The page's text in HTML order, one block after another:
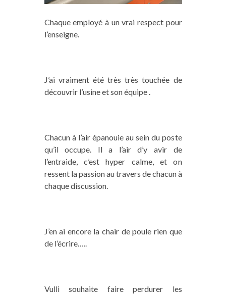
Chaque employé à un vrai respect pour
l’enseigne.
J’ai vraiment été très très touchée de
découvrir l’usine et son équipe .
Chacun à l’air épanouie au sein du poste
qu’il occupe. Il a l’air d’y avir de
l’entraide, c’est hyper calme, et on
ressent la passion au travers de chacun à
chaque discussion.
J’en ai encore la chair de poule rien que
de l’écrire…..
Vulli souhaite faire perdurer les